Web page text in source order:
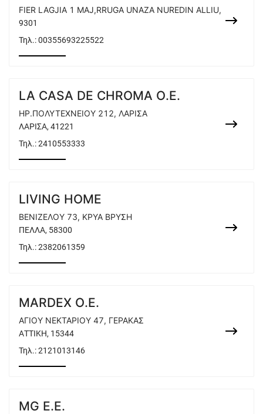
FIER LAGJIA 1 MAJ,RRUGA UNAZA NUREDIN ALLIU,
9301
Τηλ.:00355693225522
LA CASA DE CHROMA O.E.
ΗΡ.ΠΟΛΥΤΕΧΝΕΙΟΥ 212, ΛΑΡΙΣΑ
ΛΑΡΙΣΑ, 41221
Τηλ.:2410553333
LIVING HOME
ΒΕΝΙΖΕΛΟΥ 73, ΚΡΥΑ ΒΡΥΣΗ
ΠΕΛΛΑ, 58300
Τηλ.:2382061359
MARDEX O.E.
ΑΓΙΟΥ ΝΕΚΤΑΡΙΟΥ 47, ΓΕΡΑΚΑΣ
ΑΤΤΙΚΗ, 15344
Τηλ.:2121013146
MG E.E.